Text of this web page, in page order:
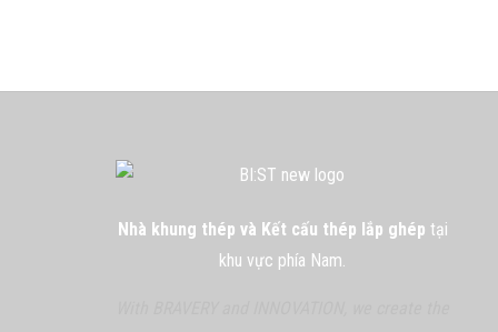
Nhà khung thép và Kết cấu thép lắp ghép tại
khu vực phía Nam.